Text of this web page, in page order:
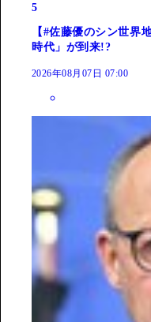
5
【#佐藤優のシン世界
時代」が到来!?
2026年08月07日 07:00